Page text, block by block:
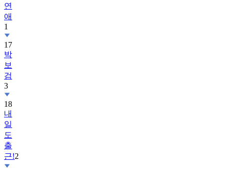
연
애
1
17
박
보
검
3
18
내
일
도
출
근!2